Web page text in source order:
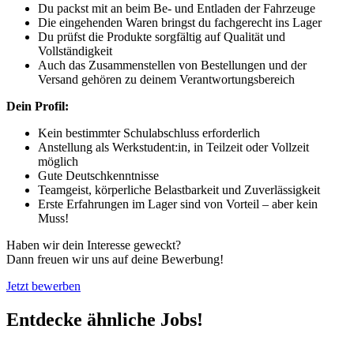
Du packst mit an beim Be- und Entladen der Fahrzeuge
Die eingehenden Waren bringst du fachgerecht ins Lager
Du prüfst die Produkte sorgfältig auf Qualität und
Vollständigkeit
Auch das Zusammenstellen von Bestellungen und der
Versand gehören zu deinem Verantwortungsbereich
Dein Profil:
Kein bestimmter Schulabschluss erforderlich
Anstellung als Werkstudent:in, in Teilzeit oder Vollzeit
möglich
Gute Deutschkenntnisse
Teamgeist, körperliche Belastbarkeit und Zuverlässigkeit
Erste Erfahrungen im Lager sind von Vorteil – aber kein
Muss!
Haben wir dein Interesse geweckt?
Dann freuen wir uns auf deine Bewerbung!
Jetzt bewerben
Entdecke ähnliche Jobs!